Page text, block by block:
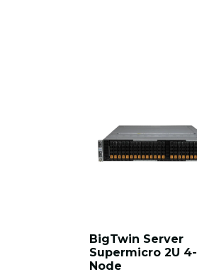
BigTwin Server
Supermicro 2U 4-
Node